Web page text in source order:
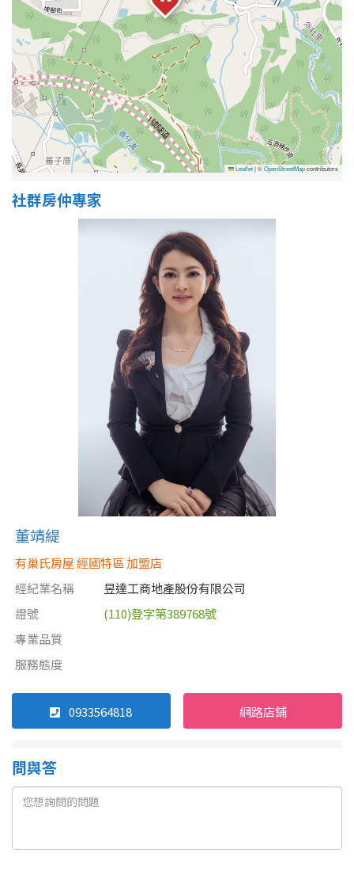
40 年以上
售價
Leaflet|©OpenStreetMapcontributors
社群房仲專家
董靖緹
有巢氏房屋 經國特區 加盟店
經紀業名稱
昱達工商地產股份有限公司
證號
(110)登字第389768號
專業品質
服務態度
0933564818 網路店鋪
問與答